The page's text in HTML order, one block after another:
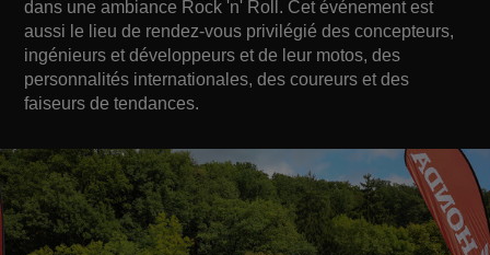
dans une ambiance Rock 'n' Roll. Cet événement est
aussi le lieu de rendez-vous privilégié des concepteurs,
ingénieurs et développeurs et de leur motos, des
personnalités internationales, des coureurs et des
faiseurs de tendances.